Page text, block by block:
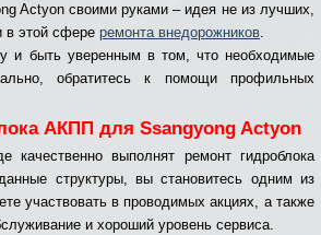
Actyon своими руками – идея не из лучших,
в этой сфереремонта внедорожников.
и быть уверенным в том, что необходимые
обратитесь к помощи профильных
АКПП для Ssangyong Actyon
качественно выполнят ремонт гидроблока
структуры, вы становитесь одним из
участвовать в проводимых акциях, а также
и хороший уровень сервиса.